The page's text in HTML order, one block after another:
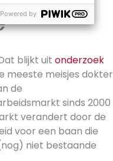
blijkt uit onderzoek
meeste meisjes dokter
de
sinds 2000
verandert door de
voor een baan die
niet bestaande
Powered by